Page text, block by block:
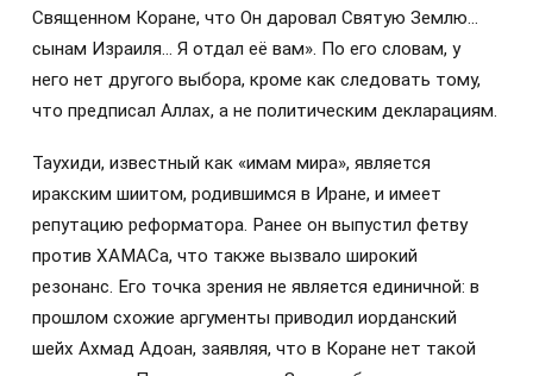
Священном Коране, что Он даровал Святую Землю…
сынам Израиля… Я отдал её вам». По его словам, у
него нет другого выбора, кроме как следовать тому,
что предписал Аллах, а не политическим декларациям.
Таухиди, известный как «имам мира», является
иракским шиитом, родившимся в Иране, и имеет
репутацию реформатора. Ранее он выпустил фетву
против ХАМАСа, что также вызвало широкий
резонанс. Его точка зрения не является единичной: в
прошлом схожие аргументы приводил иорданский
шейх Ахмад Адоан, заявляя, что в Коране нет такой